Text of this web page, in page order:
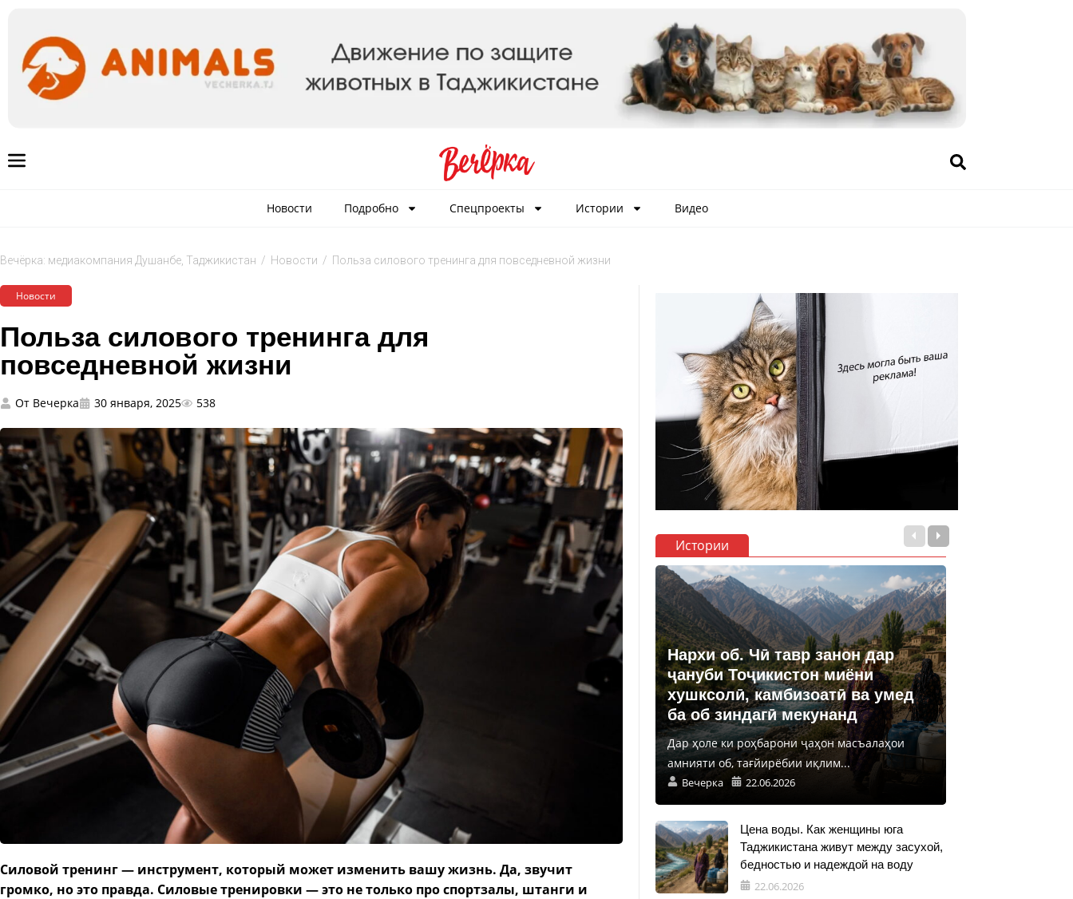
Новости Подробно Спецпроекты Истории Видео
Вечёрка: медиакомпания Душанбе, Таджикистан / Новости / Польза силового тренинга для повседневной жизни
Новости
Польза силового тренинга для
повседневной жизни
От Вечерка 30 января, 2025 538
Силовой тренинг — инструмент, который может изменить вашу жизнь. Да, звучит
громко, но это правда. Силовые тренировки — это не только про спортзалы, штанги и
Истории
Нархи об. Чӣ тавр занон дар
ҷануби Тоҷикистон миёни
хушксолӣ, камбизоатӣ ва умед
ба об зиндагӣ мекунанд
Дар ҳоле ки роҳбарони ҷаҳон масъалаҳои
амнияти об, тағйирёбии иқлим...
Вечерка 22.06.2026
Цена воды. Как женщины юга
Таджикистана живут между засухой,
бедностью и надеждой на воду
22.06.2026